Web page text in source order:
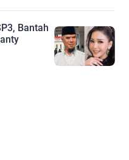
Bantah